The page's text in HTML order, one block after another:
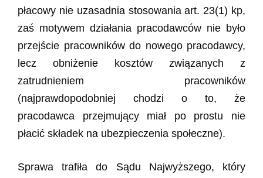
płacowy nie uzasadnia stosowania art. 23(1) kp,
zaś motywem działania pracodawców nie było
przejście pracowników do nowego pracodawcy,
lecz obniżenie kosztów związanych z
zatrudnieniem pracowników
(najprawdopodobniej chodzi o to, że
pracodawca przejmujący miał po prostu nie
płacić składek na ubezpieczenia społeczne).
Sprawa trafiła do Sądu Najwyższego, który